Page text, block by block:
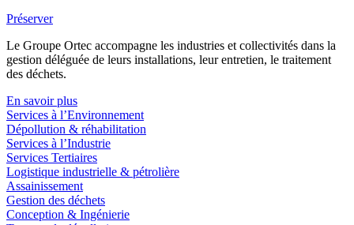
Préserver
Le Groupe Ortec accompagne les industries et collectivités dans la
gestion déléguée de leurs installations, leur entretien, le traitement
des déchets.
En savoir plus
Services à l’Environnement
Dépollution & réhabilitation
Services à l’Industrie
Services Tertiaires
Logistique industrielle & pétrolière
Assainissement
Gestion des déchets
Conception & Ingénierie